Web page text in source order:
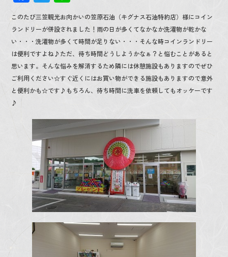
ac
e
b
o
o
k
wi
tt
er
n
e
このたび三笠観光お向かいの笠原石油（キグナス石油特約店）様にコイン
ランドリーが併設されました！雨の日が多くてなかなか洗濯物が乾かな
い・・・洗濯物が多くて時間が足りない・・・そんな時コインランドリー
は便利ですよね♪ただ、待ち時間どうしようかなぁ？と悩むことがあると
思います。そんな悩みを解消するため隣には休憩施設もありますのでぜひ
ご利用ください☆すぐ近くにはお買い物ができる施設もありますので意外
と便利かも☆です♪もちろん、待ち時間に洗車を依頼してもオッケーです
♪